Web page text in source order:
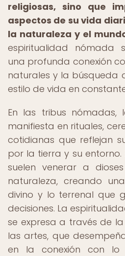
religiosas, sino que
aspectos de su vida
la naturaleza y el
espiritualidad nómada
una profunda conexión
naturales y la búsqueda
estilo de vida en
En las tribus nómadas,
manifiesta en rituales,
cotidianas que reflejan
por la tierra y su entorno.
suelen venerar a
naturaleza, creando
divino y lo terrenal que
decisiones. La
se expresa a través de
las artes, que
en la conexión con